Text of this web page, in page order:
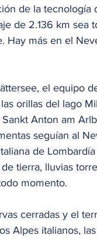
de la tecnología
de 2.136 km sea
Hay más en el
el equipo
orillas del lago
Anton am
seguían al
de
tierra, lluvias
momento.
cerradas y el
Alpes italianos,